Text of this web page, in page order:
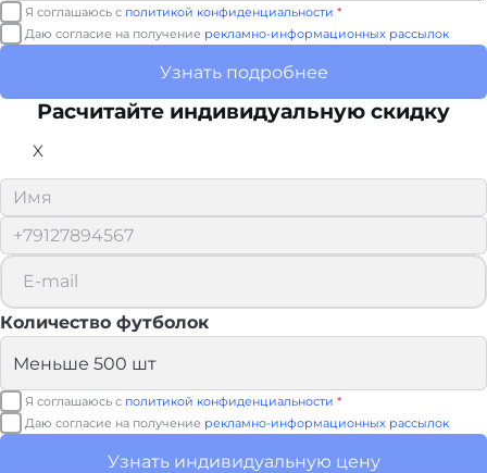
Я соглашаюсь с политикой конфиденциальности *
Даю согласие на получение рекламно-информационных рассылок
Узнать подробнее
Расчитайте индивидуальную скидку
X
Количество футболок
Я соглашаюсь с политикой конфиденциальности *
Даю согласие на получение рекламно-информационных рассылок
Узнать индивидуальную цену